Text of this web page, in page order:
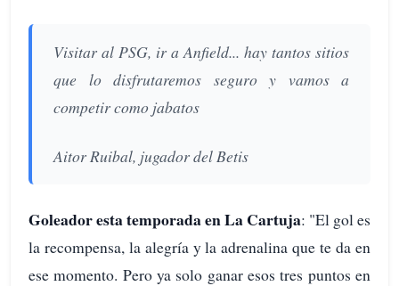
Visitar al PSG, ir a Anfield... hay tantos sitios
que lo disfrutaremos seguro y vamos a
competir como jabatos
Aitor Ruibal, jugador del Betis
Goleador esta temporada en La Cartuja: "El gol es
la recompensa, la alegría y la adrenalina que te da en
ese momento. Pero ya solo ganar esos tres puntos en